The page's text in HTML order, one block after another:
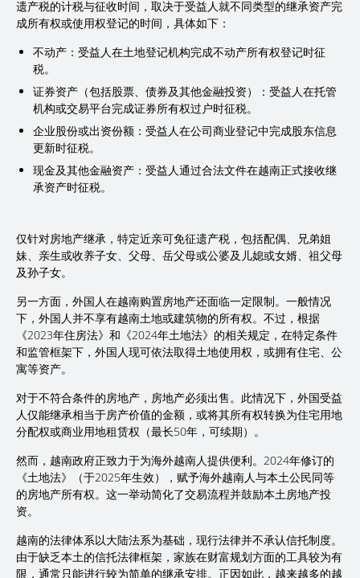
遗产税的计税与征收时间，取决于受益人就不同类型的继承资产完
成所有权或使用权登记的时间，具体如下：
不动产：受益人在土地登记机构完成不动产所有权登记时征
税。
证券资产（包括股票、债券及其他金融投资）：受益人在托管
机构或交易平台完成证券所有权过户时征税。
企业股份或出资份额：受益人在公司商业登记中完成股东信息
更新时征税。
现金及其他金融资产：受益人通过合法文件在越南正式接收继
承资产时征税。
仅针对房地产继承，特定近亲可免征遗产税，包括配偶、兄弟姐
妹、亲生或收养子女、父母、岳父母或公婆及儿媳或女婿、祖父母
及孙子女。
另一方面，外国人在越南购置房地产还面临一定限制。一般情况
下，外国人并不享有越南土地或建筑物的所有权。不过，根据
《2023年住房法》和《2024年土地法》的相关规定，在特定条件
和监管框架下，外国人现可依法取得土地使用权，或拥有住宅、公
寓等资产。
对于不符合条件的房地产，房地产必须出售。此情况下，外国受益
人仅能继承相当于房产价值的金额，或将其所有权转换为住宅用地
分配权或商业用地租赁权（最长50年，可续期）。
然而，越南政府正致力于为海外越南人提供便利。2024年修订的
《土地法》（于2025年生效），赋予海外越南人与本土公民同等
的房地产所有权。这一举动简化了交易流程并鼓励本土房地产投
资。
越南的法律体系以大陆法系为基础，现行法律并不承认信托制度。
由于缺乏本土的信托法律框架，家族在财富规划方面的工具较为有
限，通常只能进行较为简单的继承安排。正因如此，越来越多的越